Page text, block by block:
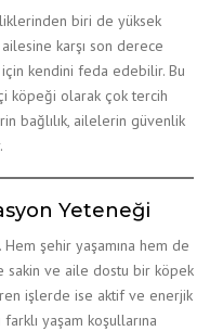
biri de yüksek
karşı son derece
kendini feda edebilir. Bu
köpeği olarak çok tercih
bağlılık, ailelerin güvenlik
Yeteneği
şehir yaşamına hem de
sakin ve aile dostu bir köpek
işlerde ise aktif ve enerjik
yaşam koşullarına